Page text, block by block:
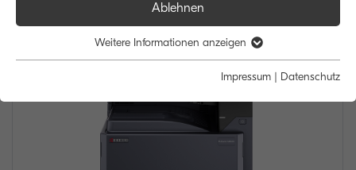
Ablehnen
Weitere Informationen anzeigen
Impressum | Datenschutz